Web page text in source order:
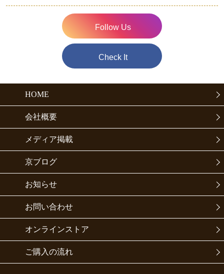
Follow Us
Check It
HOME
会社概要
メディア掲載
京ブログ
お知らせ
お問い合わせ
オンラインストア
ご購入の流れ